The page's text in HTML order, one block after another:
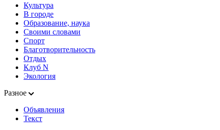
Культура
В городе
Образование, наука
Своими словами
Спорт
Благотворительность
Отдых
Клуб N
Экология
Разное
Объявления
Текст